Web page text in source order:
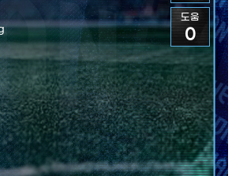
도움
0